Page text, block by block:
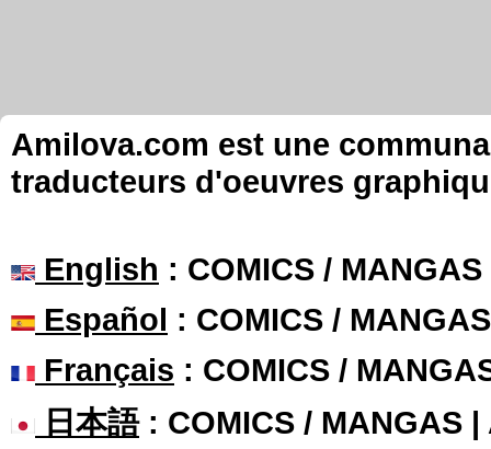
Amilova.com est une
traducteurs d'oeuvres
English : COMICS /
Español : COMICS /
Français : COMICS /
日本語: COMICS / MANGAS |